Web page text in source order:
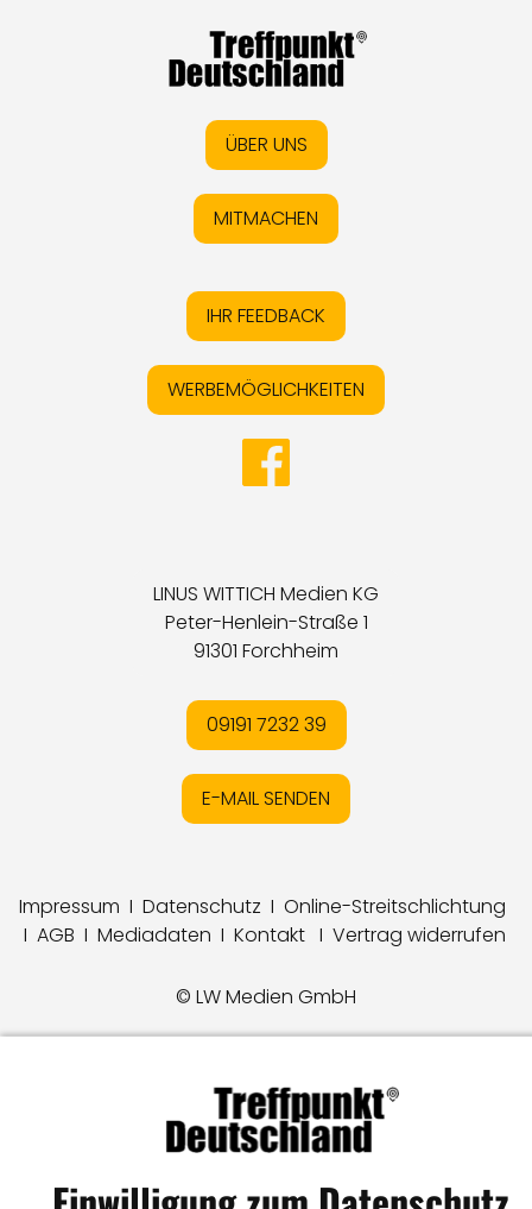
ÜBER UNS
MITMACHEN
IHR FEEDBACK
WERBEMÖGLICHKEITEN
LINUS WITTICH Medien KG
Peter-Henlein-Straße 1
91301 Forchheim
09191 7232 39
E-MAIL SENDEN
Impressum I Datenschutz I Online-Streitschlichtung
I AGB I Mediadaten I Kontakt I Vertrag widerrufen
© LW Medien GmbH